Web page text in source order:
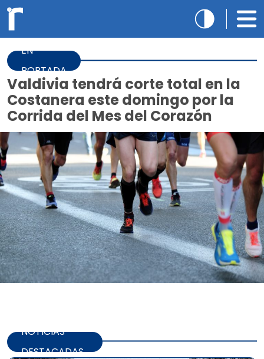
EN
PORTADA
Valdivia tendrá corte total en la
Costanera este domingo por la
Corrida del Mes del Corazón
NOTICIAS
DESTACADAS